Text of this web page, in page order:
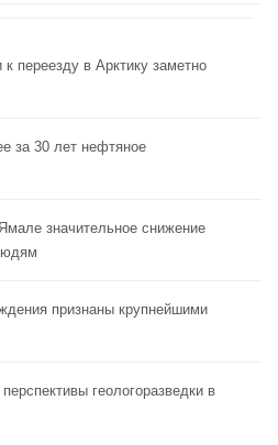
переезду в Арктику заметно
за 30 лет нефтяное
значительное снижение
признаны крупнейшими
геологоразведки в